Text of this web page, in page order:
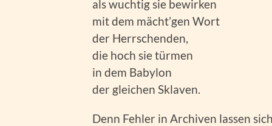
als wuchtig sie bewirken
mit dem mächt’gen Wort
der Herrschenden,
die hoch sie türmen
in dem Babylon
der gleichen Sklaven.
Denn Fehler in Archiven lassen